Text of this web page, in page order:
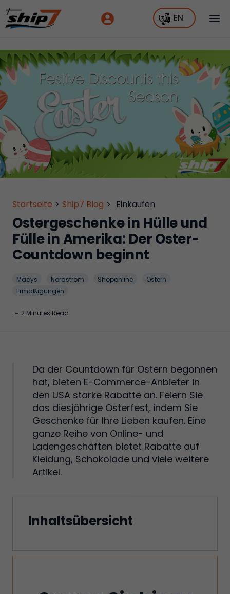
EN
Startseite > Ship7 Blog > Einkaufen
Ostergeschenke in Hülle und
Fülle in Amerika: Der Oster-
Countdown beginnt
Macys Nordstrom Shoponline
Ostern
Ermäßigungen
- 2 Minutes Read
Da der Countdown für Ostern begonnen
hat, bieten E-Commerce-Anbieter in
den USA starke Rabatte an. Feiern Sie
das diesjährige Osterfest, indem Sie
Geschenke für Ihre Lieben kaufen. Eine
ganze Reihe von Online- und
Ladengeschäften bietet Rabatte auf
Kleidung, Schokolade und viele weitere
Artikel.
Inhaltsübersicht